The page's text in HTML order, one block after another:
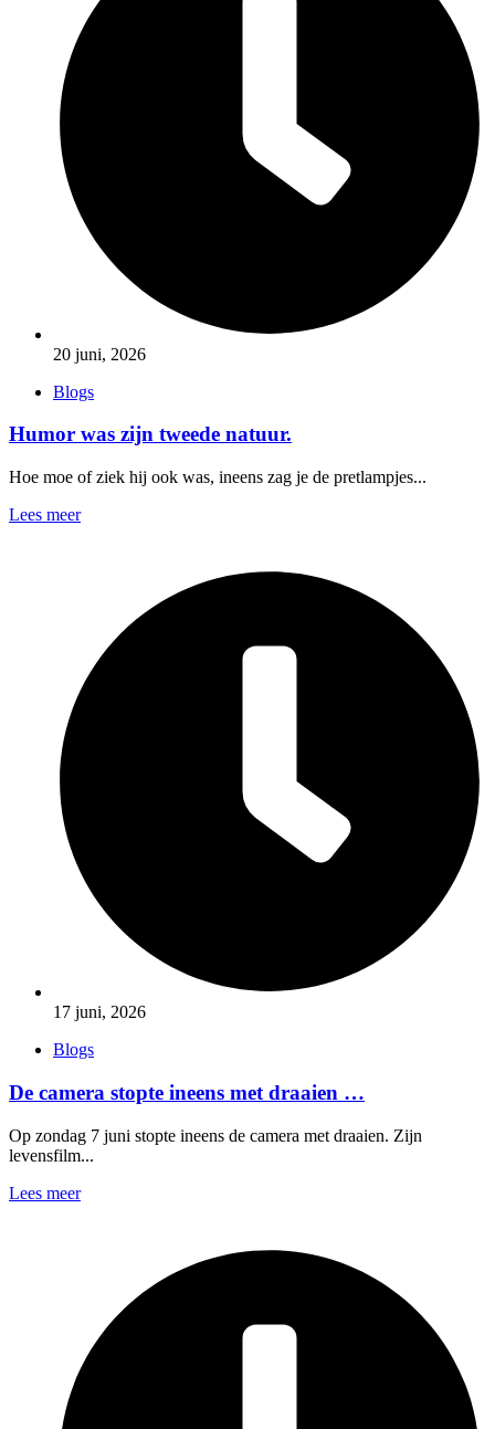
20 juni, 2026
Blogs
Humor was zijn tweede natuur.
Hoe moe of ziek hij ook was, ineens zag je de pretlampjes...
Lees meer
17 juni, 2026
Blogs
De camera stopte ineens met draaien …
Op zondag 7 juni stopte ineens de camera met draaien. Zijn
levensfilm...
Lees meer